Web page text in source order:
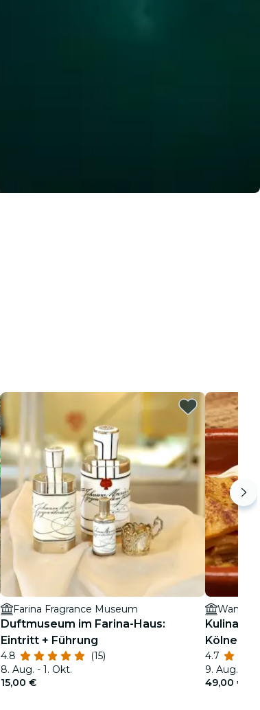
Farina Fragrance Museum
Duftmuseum im Farina-Haus:
Eintritt + Führung
4.8
(15)
8. Aug. - 1. Okt.
15,00 €
Kölner
4.7
9. Aug. - 6.
49,00 €